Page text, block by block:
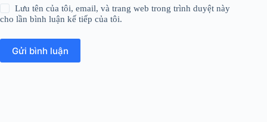
Lưu tên của tôi, email, và trang web trong trình duyệt này
cho lần bình luận kế tiếp của tôi.
Gửi bình luận